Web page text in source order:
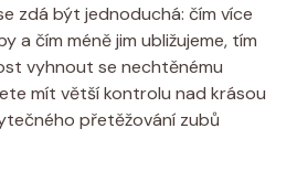
zdá být jednoduchá: čím více
a čím méně jim ubližujeme, tím
vyhnout se nechtěnému
mít větší kontrolu nad krásou
přetěžování zubů